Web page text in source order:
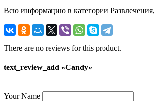
Всю информацию в категории
There are no reviews for this product.
text_review_add «Candy»
Your Name